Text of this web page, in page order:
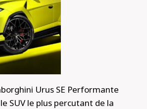
Urus SE Performante
SUV le plus percutant de la